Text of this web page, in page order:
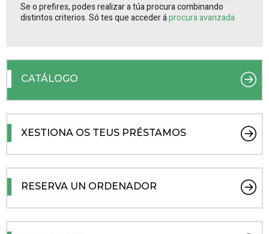
Se o prefires, podes realizar a túa procura combinando
distintos criterios. Só tes que acceder áprocura avanzada
CATÁLOGO
XESTIONA OS TEUS PRÉSTAMOS
RESERVA UN ORDENADOR